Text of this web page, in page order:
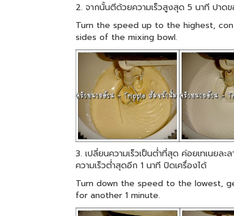
2. จากนั้นตีด้วยความเร็วสูงสุด 5 นาที ปาดข
Turn the speed up to the highest,
sides of the mixing bowl.
3. เปลี่ยนความเร็วเป็นต่ำที่สุด ค่อยเทเนยล
ความเร็วต่ำสุดอีก 1 นาที ปิดเครื่องได้
Turn down the speed to the lowest,
for another 1 minute.